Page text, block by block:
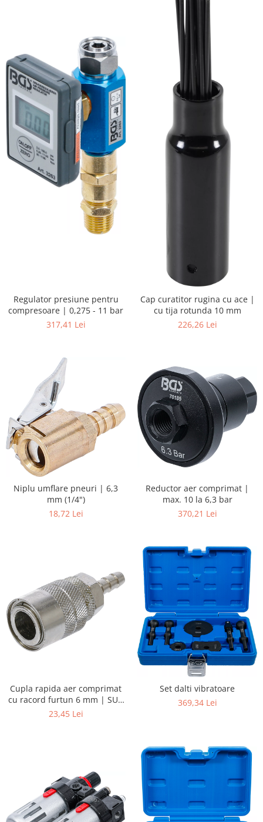
Regulator presiune pentru
compresoare | 0,275 - 11 bar
317,41 Lei
Cap curatitor rugina cu ace |
cu tija rotunda 10 mm
226,26 Lei
Niplu umflare pneuri | 6,3
mm (1/4")
18,72 Lei
Reductor aer comprimat |
max. 10 la 6,3 bar
370,21 Lei
Cupla rapida aer comprimat
cu racord furtun 6 mm | SUA
/ Franta
23,45 Lei
Set dalti vibratoare
369,34 Lei